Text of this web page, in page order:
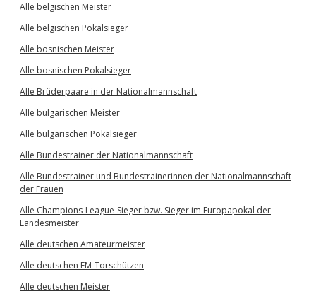
Alle belgischen Meister
Alle belgischen Pokalsieger
Alle bosnischen Meister
Alle bosnischen Pokalsieger
Alle Brüderpaare in der Nationalmannschaft
Alle bulgarischen Meister
Alle bulgarischen Pokalsieger
Alle Bundestrainer der Nationalmannschaft
Alle Bundestrainer und Bundestrainerinnen der Nationalmannschaft
der Frauen
Alle Champions-League-Sieger bzw. Sieger im Europapokal der
Landesmeister
Alle deutschen Amateurmeister
Alle deutschen EM-Torschützen
Alle deutschen Meister